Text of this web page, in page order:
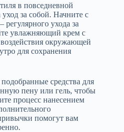
в повседневной
за собой. Начните с
ухода за
увлажняющий крем с
окружающей
для сохранения
средства для
пену или гель, чтобы
процесс нанесением
помогут вам